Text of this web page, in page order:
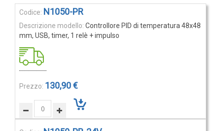
Elementi
raggruppati
N1050-PR
Controllore PID di temperatura 48x48
mm, USB, timer, 1 relè + impulso
130,90 €
Igrostati per canale
Strumenti portatili
Termo-igrometri ambiente
Strumenti di misura per materiali
Accessori e Ricambi
PRESSIONE
PORTATA